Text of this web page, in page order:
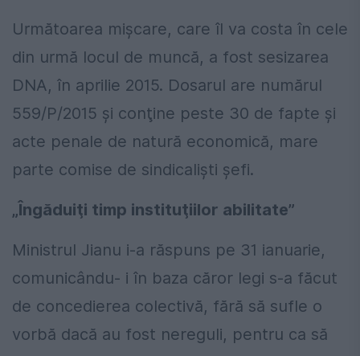
Următoarea mişcare, care îl va costa în cele
din urmă locul de muncă, a fost sesizarea
DNA, în aprilie 2015. Dosarul are numărul
559/P/2015 şi conţine peste 30 de fapte şi
acte penale de natură economică, mare
parte comise de sindicalişti şefi.
„Îngăduiţi timp instituţiilor abilitate”
Ministrul Jianu i-a răspuns pe 31 ianuarie,
comunicându- i în baza căror legi s-a făcut
de concedierea colectivă, fără să sufle o
vorbă dacă au fost nereguli, pentru ca să